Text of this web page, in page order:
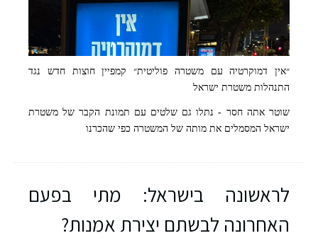
״אין דמוקרטיה עם משטרה פוליטית״ קמפיין חוצות חדש נגד
התנהלות משטרת ישראל
שוטר אתה חסר - נתלו גם שלטים עם תמונת הקבר של משטרת
ישראל המסמלים את מותה של המשטרה כפי שהכרנו
לראשונה בישראל: מתי בפעם
האחרונה לבשתם יצירת אמנות?